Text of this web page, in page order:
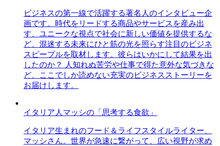
ビジネスの第一線で活躍する著名人のインタビュー企
画です。時代をリードする商品やサービスを産み出
す、ユニークな視点で社会に新しい価値を提供するな
ど、混迷する未来にひと筋の光を照らす注目のビジネ
スピープルを取材します。彼らはいかにして結果を出
したのか？ 人知れぬ苦労や仕事で得た意外な気づきな
ど、ここでしか読めない充実のビジネスストーリーを
お届けします。
イタリア人マッシの「思考する食欲」
イタリア生まれのフード＆ライフスタイルライター、
マッシさん。世界が急速に繋がって、広い視野が求め